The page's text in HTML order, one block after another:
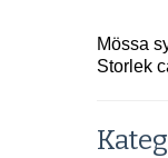
Mössa
Storlek